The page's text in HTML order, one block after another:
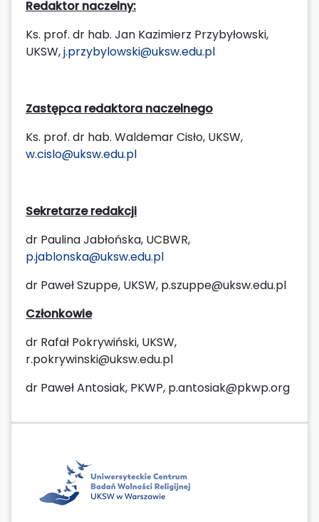
Redaktor naczelny:
Ks. prof. dr hab. Jan Kazimierz Przybyłowski,
UKSW,j.przybylowski@uksw.edu.pl
Zastępca redaktora naczelnego
Ks. prof. dr hab. Waldemar Cisło, UKSW,
w.cislo@uksw.edu.pl
Sekretarze redakcji
dr Paulina Jabłońska, UCBWR,
p.jablonska@uksw.edu.pl
dr Paweł Szuppe, UKSW, p.szuppe@uksw.edu.pl
Członkowie
dr Rafał Pokrywiński, UKSW,
r.pokrywinski@uksw.edu.pl
dr Paweł Antosiak, PKWP, p.antosiak@pkwp.org